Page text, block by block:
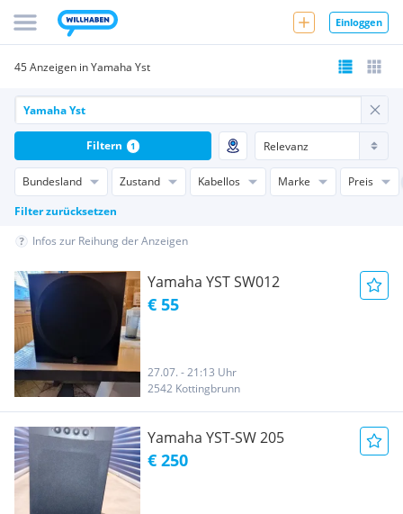
Einloggen
45 Anzeigen in Yamaha Yst
Bundesland Zustand Kabellos Marke
Preis
Filter zurücksetzen
Filtern 1
Infos zur Reihung der Anzeigen
Yamaha YST SW012
€ 55
27.07. - 21:13 Uhr
2542 Kottingbrunn
Yamaha YST-SW 205
€ 250